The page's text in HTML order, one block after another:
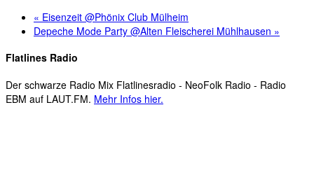
« Eisenzeit @Phönix Club Mülheim
Depeche Mode Party @Alten Fleischerei Mühlhausen »
Flatlines Radio
Der schwarze Radio Mix Flatlinesradio - NeoFolk Radio - Radio
EBM auf LAUT.FM. Mehr Infos hier.